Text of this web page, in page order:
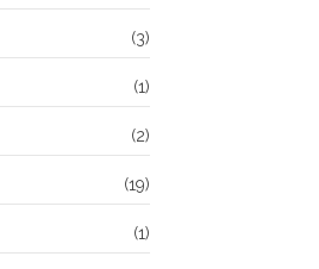
(3)
(1)
(2)
(19)
(1)